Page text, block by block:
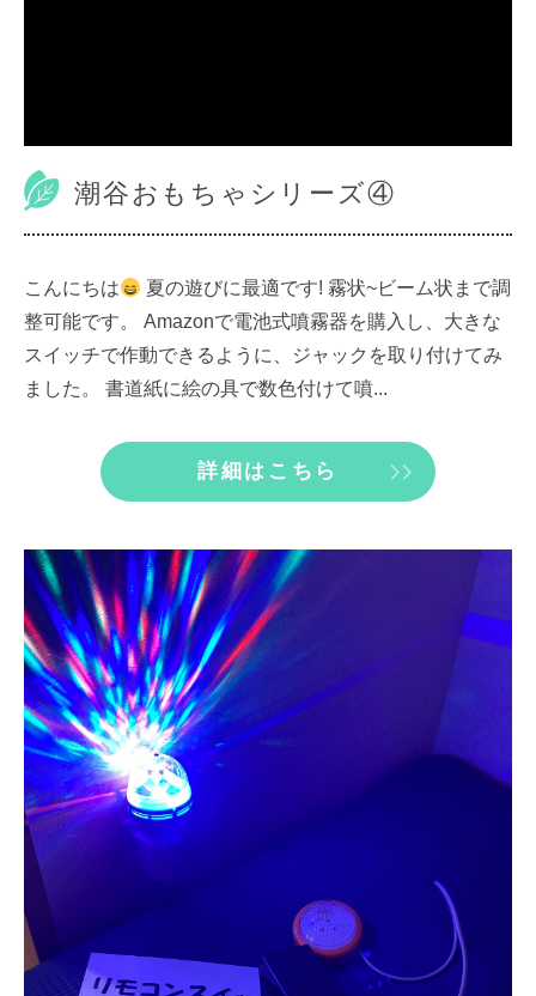
潮谷おもちゃシリーズ④
こんにちは
夏の遊びに最適です! 霧状~ビーム状まで調
整可能です。 Amazonで電池式噴霧器を購入し、大きな
スイッチで作動できるように、ジャックを取り付けてみ
ました。 書道紙に絵の具で数色付けて噴...
詳細はこちら